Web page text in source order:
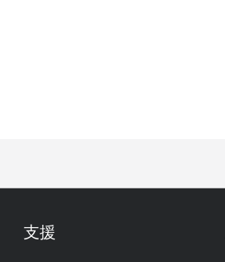
支援